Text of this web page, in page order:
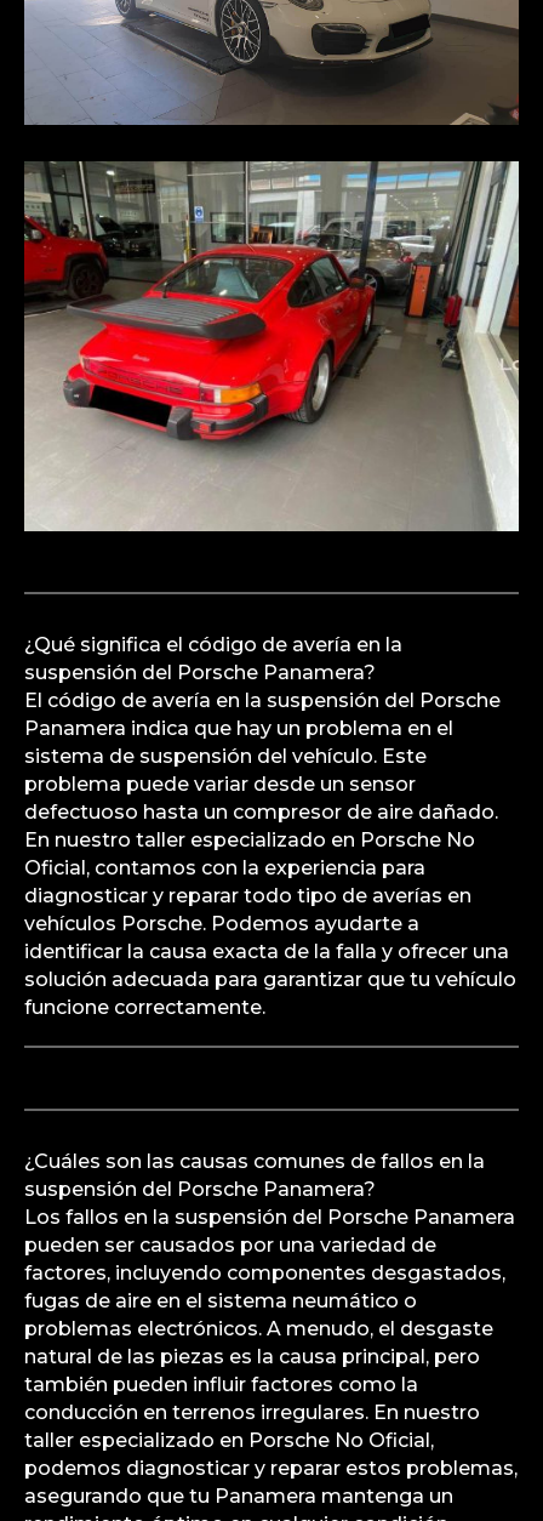
¿Qué significa el código de avería en la
suspensión del Porsche Panamera?
El código de avería en la suspensión del Porsche
Panamera indica que hay un problema en el
sistema de suspensión del vehículo. Este
problema puede variar desde un sensor
defectuoso hasta un compresor de aire dañado.
En nuestro taller especializado en Porsche No
Oficial, contamos con la experiencia para
diagnosticar y reparar todo tipo de averías en
vehículos Porsche. Podemos ayudarte a
identificar la causa exacta de la falla y ofrecer una
solución adecuada para garantizar que tu vehículo
funcione correctamente.
¿Cuáles son las causas comunes de fallos en la
suspensión del Porsche Panamera?
Los fallos en la suspensión del Porsche Panamera
pueden ser causados por una variedad de
factores, incluyendo componentes desgastados,
fugas de aire en el sistema neumático o
problemas electrónicos. A menudo, el desgaste
natural de las piezas es la causa principal, pero
también pueden influir factores como la
conducción en terrenos irregulares. En nuestro
taller especializado en Porsche No Oficial,
podemos diagnosticar y reparar estos problemas,
asegurando que tu Panamera mantenga un